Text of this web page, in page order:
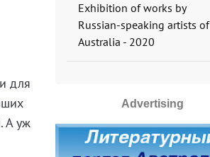
для
А уж
Exhibition of works by
Russian-speaking artists of
Australia - 2020
Advertising